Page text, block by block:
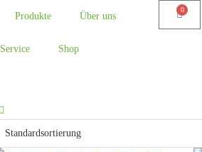
Produkte Über uns
Service Shop
0